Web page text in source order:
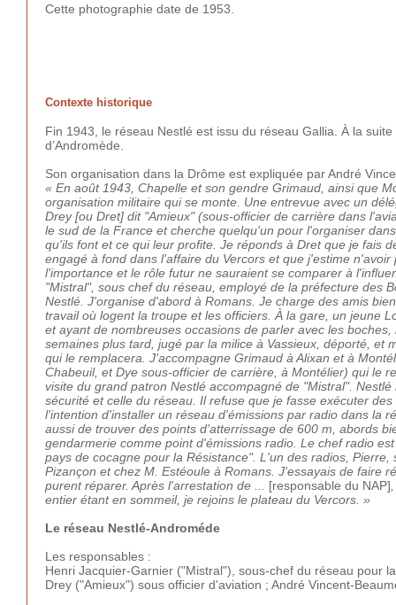
Cette photographie date de 1953.
Contexte historique
Fin 1943, le réseau Nestlé est issu du réseau Gallia. À la
d’Andromède.
Son organisation dans la Drôme est expliquée par André
« En août 1943, Chapelle et son gendre Grimaud, ainsi que
organisation militaire qui se monte. Une entrevue avec un
Drey [ou Dret] dit "Amieux" (sous-officier de carrière dans
le sud de la France et cherche quelqu'un pour l'organiser
qu'ils font et ce qui leur profite. Je réponds à Dret que je fais
engagé à fond dans l'affaire du Vercors et que j'estime
l'importance et le rôle futur ne sauraient se comparer à
"Mistral", sous chef du réseau, employé de la préfecture des
Nestlé. J'organise d'abord à Romans. Je charge des amis
travail où logent la troupe et les officiers. À la gare, un jeune
et ayant de nombreuses occasions de parler avec les
semaines plus tard, jugé par la milice à Vassieux, déporté,
qui le remplacera. J'accompagne Grimaud à Alixan et à
Chabeuil, et Dye sous-officier de carrière, à Montélier) qui le
visite du grand patron Nestlé accompagné de "Mistral".
sécurité et celle du réseau. Il refuse que je fasse exécuter
l'intention d'installer un réseau d'émissions par radio dans la
aussi de trouver des points d'atterrissage de 600 m, abords
gendarmerie comme point d'émissions radio. Le chef radio
pays de cocagne pour la Résistance". L'un des radios,
Pizançon et chez M. Estéoule à Romans. J'essayais de faire
purent réparer. Après l'arrestation de ... [responsable du NAP]
entier étant en sommeil, je rejoins le plateau du Vercors. »
Le réseau Nestlé-Androméde
Les responsables :
Henri Jacquier-Garnier ("Mistral"), sous-chef du réseau pour
Drey ("Amieux") sous officier d'aviation ; André Vincent-